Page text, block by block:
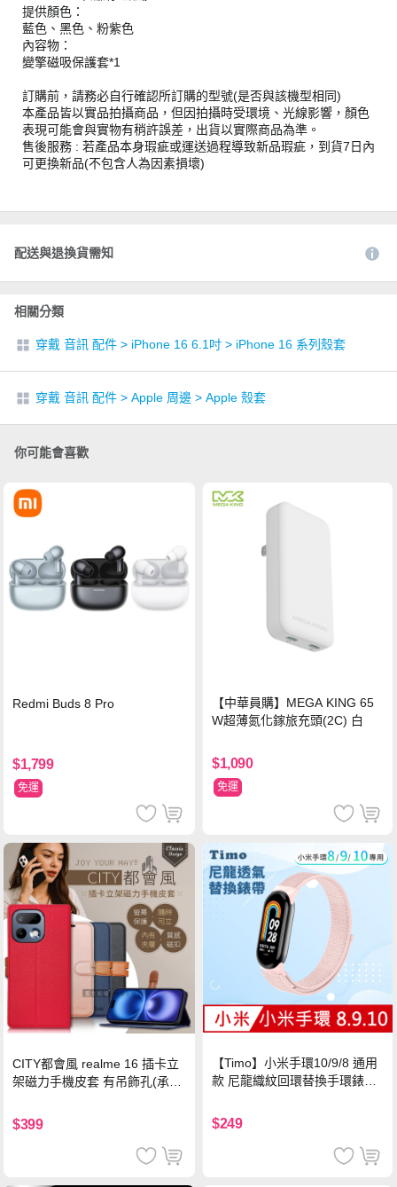
提供顏色：
藍色、黑色、粉紫色
內容物：
變擎磁吸保護套*1
訂購前，請務必自行確認所訂購的型號(是否與該機型相同)
本產品皆以實品拍攝商品，但因拍攝時受環境、光線影響，顏色
表現可能會與實物有稍許誤差，出貨以實際商品為準。
售後服務 : 若產品本身瑕疵或運送過程導致新品瑕疵，到貨7日內
可更換新品(不包含人為因素損壞)
配送與退換貨需知
相關分類
穿戴 音訊 配件 > iPhone 16 6.1吋 > iPhone 16 系列殼套
穿戴 音訊 配件 > Apple 周邊 > Apple 殼套
你可能會喜歡
Redmi Buds 8 Pro
$1,799
免運
【中華員購】MEGA KING 65
W超薄氮化鎵旅充頭(2C) 白
$1,090
免運
CITY都會風 realme 16 插卡立
架磁力手機皮套 有吊飾孔(承諾
$399
【Timo】小米手環10/9/8 通用
款 尼龍織紋回環替換手環錶帶-
$249